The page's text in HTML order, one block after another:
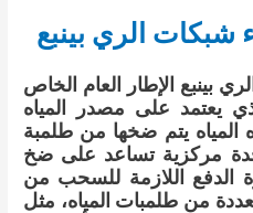
الري بينبع
بينبع الإطار العام الخاص
يعتمد على مصدر المياه
المياه يتم ضخها من طلمبة
مركزية تساعد على ضخ
الدفع اللازمة للسحب من
من طلمبات المياه، مثل